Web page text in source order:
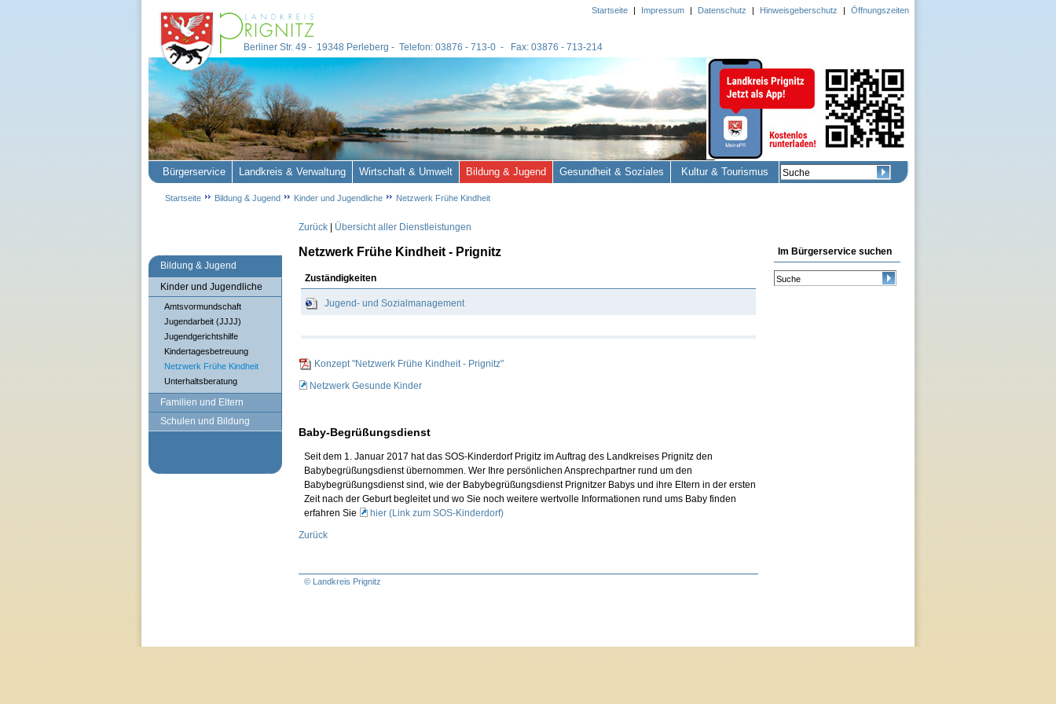
Bildung & Jugend
Kinder und Jugendliche
Amtsvormundschaft
Jugendarbeit (JJJJ)
Jugendgerichtshilfe
Kindertagesbetreuung
Netzwerk Frühe Kindheit
Unterhaltsberatung
Familien und Eltern
Schulen und Bildung
Zurück Übersicht aller Dienstleistungen
Netzwerk Frühe Kindheit - Prignitz
Zuständigkeiten
Jugend- und Sozialmanagement
Konzept "Netzwerk Frühe Kindheit - Prignitz"
Netzwerk Gesunde Kinder
Baby-Begrüßungsdienst
Seit dem 1. Januar 2017 hat das SOS-Kinderdorf Prigitz im Auftrag des Landkreises Prignitz den
Babybegrüßungsdienst übernommen. Wer Ihre persönlichen Ansprechpartner rund um den
Babybegrüßungsdienst sind, wie der Babybegrüßungsdienst Prignitzer Babys und ihre Eltern in der ersten
Zeit nach der Geburt begleitet und wo Sie noch weitere wertvolle Informationen rund ums Baby finden
erfahren Sie
hier (Link zum SOS-Kinderdorf)
Zurück
© Landkreis Prignitz
Im Bürgerservice suchen
Berliner Str. 49 - 19348 Perleberg - Telefon: 03876 - 713-0 - Fax: 03876 - 713-214
Startseite | Impressum | Datenschutz | Hinweisgeberschutz | Öffnungszeiten
Bürgerservice Landkreis & Verwaltung Wirtschaft & Umwelt Bildung & Jugend Gesundheit & Soziales Kultur & Tourismus
Startseite Bildung & Jugend Kinder und Jugendliche Netzwerk Frühe Kindheit